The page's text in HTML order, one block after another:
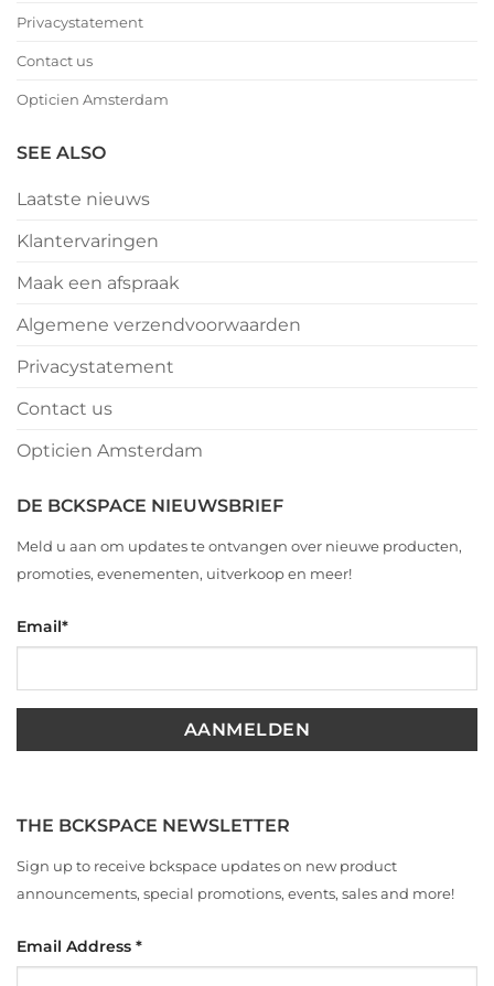
Privacystatement
Contact us
Opticien Amsterdam
SEE ALSO
Laatste nieuws
Klantervaringen
Maak een afspraak
Algemene verzendvoorwaarden
Privacystatement
Contact us
Opticien Amsterdam
DE BCKSPACE NIEUWSBRIEF
Meld u aan om updates te ontvangen over nieuwe producten,
promoties, evenementen, uitverkoop en meer!
Email*
THE BCKSPACE NEWSLETTER
Sign up to receive bckspace updates on new product
announcements, special promotions, events, sales and more!
Email Address *